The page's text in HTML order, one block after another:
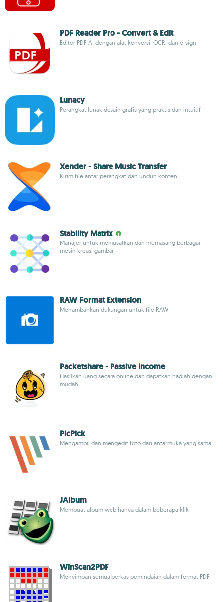
PDF Reader Pro - Convert & Edit
Editor PDF AI dengan alat konversi, OCR, dan e-sign
Lunacy
Perangkat lunak desain grafis yang praktis dan intuitif
Xender - Share Music Transfer
Kirim file antar perangkat dan unduh konten
Stability Matrix
Manajer untuk memusatkan dan memasang berbagai
mesin kreasi gambar
RAW Format Extension
Menambahkan dukungan untuk file RAW
Packetshare - Passive Income
Hasilkan uang secara online dan dapatkan hadiah dengan
mudah
PicPick
Mengambil dan mengedit foto dari antarmuka yang sama
JAlbum
Membuat album web hanya dalam beberapa klik
WinScan2PDF
Menyimpan semua berkas pemindaian dalam format PDF